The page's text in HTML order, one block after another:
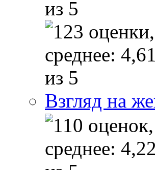
Взгляд на